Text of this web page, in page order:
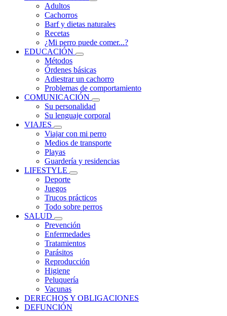
Adultos
Cachorros
Barf y dietas naturales
Recetas
¿Mi perro puede comer...?
EDUCACIÓN
Métodos
Órdenes básicas
Adiestrar un cachorro
Problemas de comportamiento
COMUNICACIÓN
Su personalidad
Su lenguaje corporal
VIAJES
Viajar con mi perro
Medios de transporte
Playas
Guardería y residencias
LIFESTYLE
Deporte
Juegos
Trucos prácticos
Todo sobre perros
SALUD
Prevención
Enfermedades
Tratamientos
Parásitos
Reproducción
Higiene
Peluquería
Vacunas
DERECHOS Y OBLIGACIONES
DEFUNCIÓN